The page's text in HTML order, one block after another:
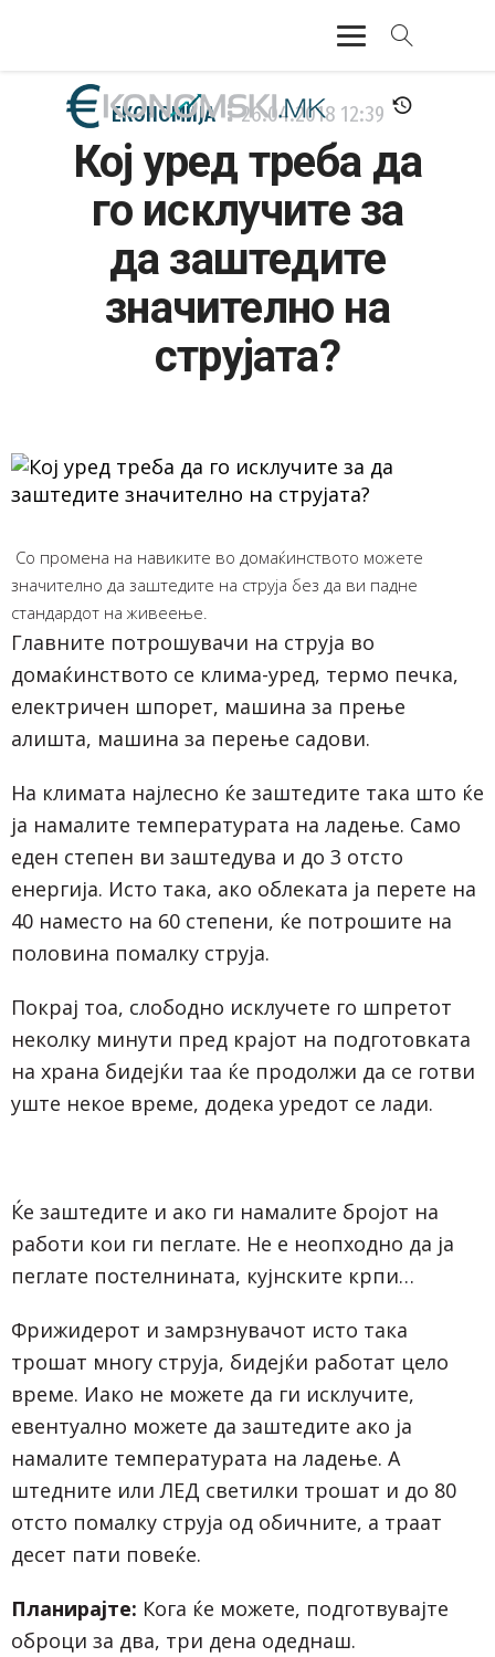
АКТУЕЛНО
ЕКОНОМИЈА
ФИНАНСИИ
БАНКАРСТВО
ЖИВОТ
ЕКОНОМИЈА 26.04.2018 12:39
Кој уред треба да
го исклучите за
да заштедите
значително на
струјата?
Со промена на навиките во домаќинството можете
значително да заштедите на струја без да ви падне
стандардот на живеење.
Главните потрошувачи на струја во
домаќинството се клима-уред, термо печка,
електричен шпорет, машина за прење
алишта, машина за перење садови.
На климата најлесно ќе заштедите така што ќе
ја намалите температурата на ладење. Само
еден степен ви заштедува и до 3 отсто
енергија. Исто така, ако облеката ја перете на
40 наместо на 60 степени, ќе потрошите на
половина помалку струја.
Покрај тоа, слободно исклучете го шпретот
неколку минути пред крајот на подготовката
на храна бидејќи таа ќе продолжи да се готви
уште некое време, додека уредот се лади.
Ќе заштедите и ако ги намалите бројот на
работи кои ги пеглате. Не е неопходно да ја
пеглате постелнината, кујнските крпи…
Фрижидерот и замрзнувачот исто така
трошат многу струја, бидејќи работат цело
време. Иако не можете да ги исклучите,
евентуално можете да заштедите ако ја
намалите температурата на ладење. А
штедните или ЛЕД светилки трошат и до 80
отсто помалку струја од обичните, а траат
десет пати повеќе.
Планирајте: Кога ќе можете, подготвувајте
оброци за два, три дена одеднаш.